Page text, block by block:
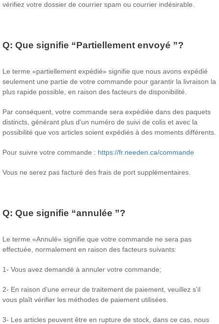
vérifiez votre dossier de courrier spam ou courrier indésirable.
Q: Que signifie “Partiellement envoyé ”?
Le terme «partiellement expédié» signifie que nous avons expédié
seulement une partie de votre commande pour garantir la livraison la
plus rapide possible, en raison des facteurs de disponibilité.
Par conséquent, votre commande sera expédiée dans des paquets
distincts, générant plus d'un numéro de suivi de colis et avec la
possibilité que vos articles soient expédiés à des moments différents.
Pour suivre votre commande : https://fr.needen.ca/commande
Vous ne serez pas facturé des frais de port supplémentaires.
Q: Que signifie “annulée ”?
Le terme «Annulé» signifie que votre commande ne sera pas
effectuée, normalement en raison des facteurs suivants:
1- Vous avez demandé à annuler votre commande;
2- En raison d'une erreur de traitement de paiement, veuillez s'il
vous plaît vérifier les méthodes de paiement utilisées.
3- Les articles peuvent être en rupture de stock, dans ce cas, nous